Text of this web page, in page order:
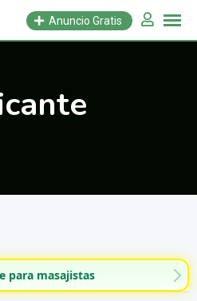
Anuncio Gratis
para masajistas